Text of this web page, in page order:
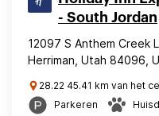
- South Jordan
12097 S Anthem Creek
Herriman, Utah 84096,
28.22 45.41 km van het
Parkeren